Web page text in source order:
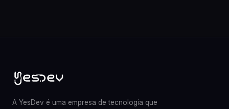
A YesDev é uma empresa de tecnologia que